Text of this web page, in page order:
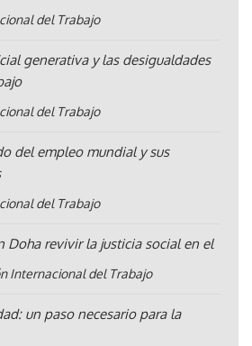
del Trabajo
generativa y las desigualdades
del Trabajo
del empleo mundial y sus
del Trabajo
Doha revivir la justicia social en el
Internacional del Trabajo
un paso necesario para la